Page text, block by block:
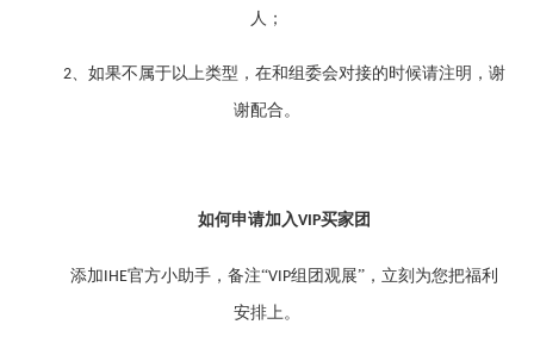
人；
2、如果不属于以上类型，在和组委会对接的时候请注明，谢
谢配合。
如何申请加入VIP买家团
添加IHE官方小助手，备注“VIP组团观展”，立刻为您把福利
安排上。